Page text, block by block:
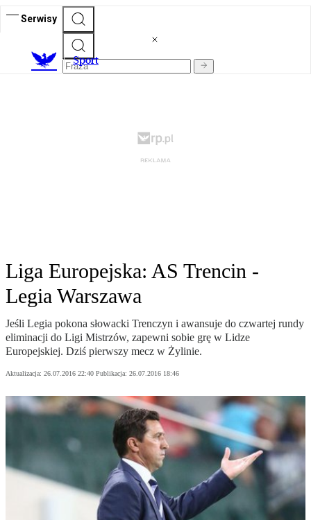
Serwisy
Sport
Liga Europejska: AS Trencin -
Legia Warszawa
Jeśli Legia pokona słowacki Trenczyn i awansuje do czwartej rundy
eliminacji do Ligi Mistrzów, zapewni sobie grę w Lidze
Europejskiej. Dziś pierwszy mecz w Żylinie.
Aktualizacja: 26.07.2016 22:40 Publikacja: 26.07.2016 18:46